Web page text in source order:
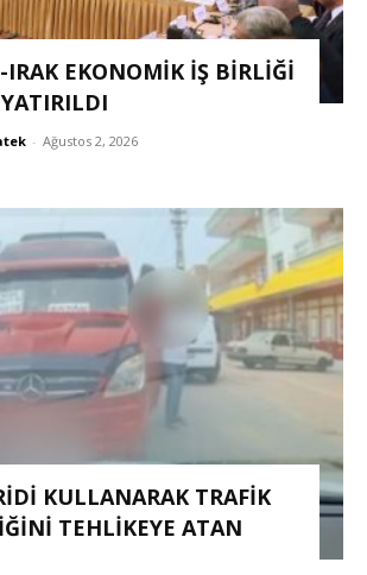
IRAK EKONOMIK İŞ BIRLIĞI
- Ağustos 2, 2026
KULLANARAK TRAFİK
TEHLİKEYE ATAN